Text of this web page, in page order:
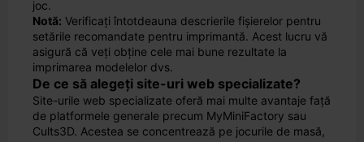
joc.
Notă: Verificați întotdeauna descrierile fișierelor pentru
setările recomandate pentru imprimantă. Acest lucru vă
asigură că veți obține cele mai bune rezultate la
imprimarea modelelor dvs.
De ce să alegeți site-uri web specializate?
Site-urile web specializate oferă mai multe avantaje față
de platformele generale precum MyMiniFactory sau
Cults3D. Acestea se concentrează pe jocurile de masă,